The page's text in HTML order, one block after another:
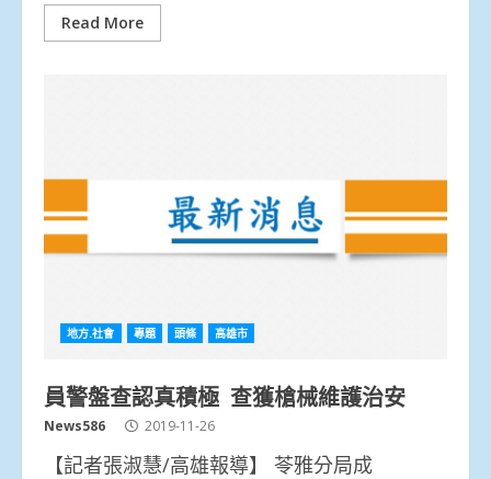
Read More
地方.社會 專題 頭條 高雄市
員警盤查認真積極 查獲槍械維護治安
News586 2019-11-26
【記者張淑慧/高雄報導】 苓雅分局成